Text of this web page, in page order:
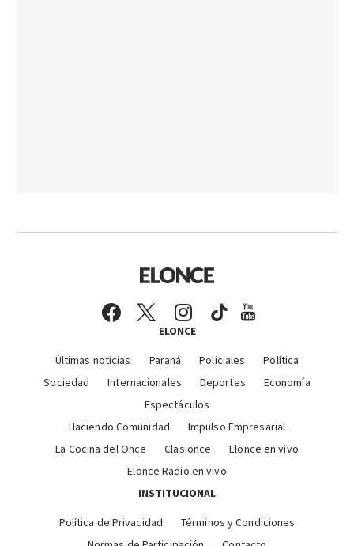
ELONCE
Últimas noticias Paraná Policiales
Política
Sociedad
Internacionales Deportes
Economía
Espectáculos
Haciendo Comunidad
Impulso Empresarial
La Cocina del Once
Clasionce
Elonce en vivo
Elonce Radio en vivo
INSTITUCIONAL
Política de Privacidad
Términos y Condiciones